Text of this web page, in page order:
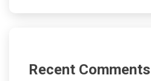
Recent Comments